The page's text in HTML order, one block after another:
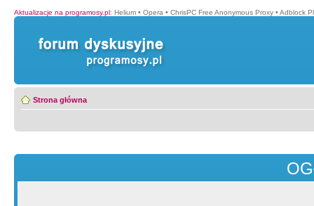
Aktualizacje na programosy.pl: Helium • Opera • ChrisPC Free Anonymous Proxy • Adblock
Strona główna